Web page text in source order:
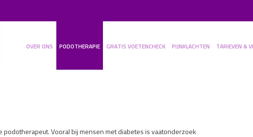
OVER ONS PODOTHERAPIE GRATIS VOETENCHECK PIJNKLACHTEN TARIEVEN &
Vooral bij mensen met diabetes is vaatonderzoek